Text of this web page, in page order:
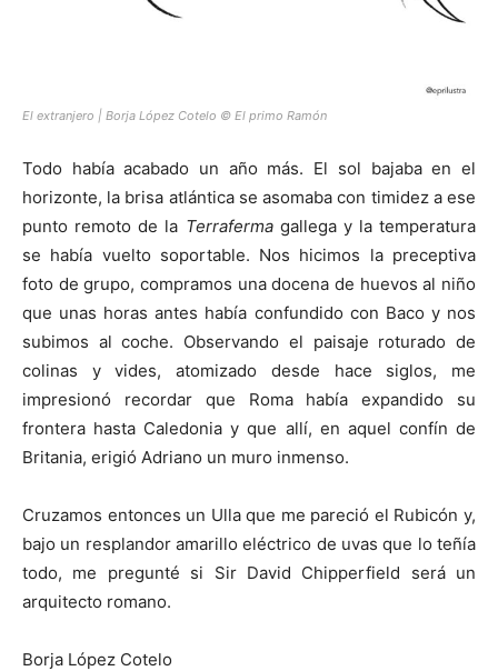
El extranjero | Borja López Cotelo © El primo Ramón
Todo había acabado un año más. El sol bajaba en el
horizonte, la brisa atlántica se asomaba con timidez a ese
punto remoto de la Terrafermagallega y la temperatura
se había vuelto soportable. Nos hicimos la preceptiva
foto de grupo, compramos una docena de huevos al niño
que unas horas antes había confundido con Baco y nos
subimos al coche. Observando el paisaje roturado de
colinas y vides, atomizado desde hace siglos, me
impresionó recordar que Roma había expandido su
frontera hasta Caledonia y que allí, en aquel confín de
Britania, erigió Adriano un muro inmenso.
Cruzamos entonces un Ulla que me pareció el Rubicón y,
bajo un resplandor amarillo eléctrico de uvas que lo teñía
todo, me pregunté si Sir David Chipperfield será un
arquitecto romano.
Borja López Cotelo